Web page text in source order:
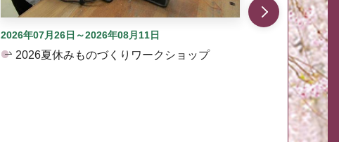
2026年07月26日～2026年08月11日
2026夏休みものづくりワークショップ